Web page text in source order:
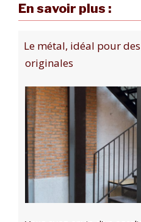
En savoir plus :
Le métal, idéal pour
originales